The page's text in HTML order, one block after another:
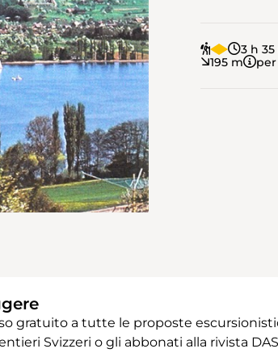
3 h
195 m
gratuito a tutte le proposte
Svizzeri o gli abbonati alla rivista